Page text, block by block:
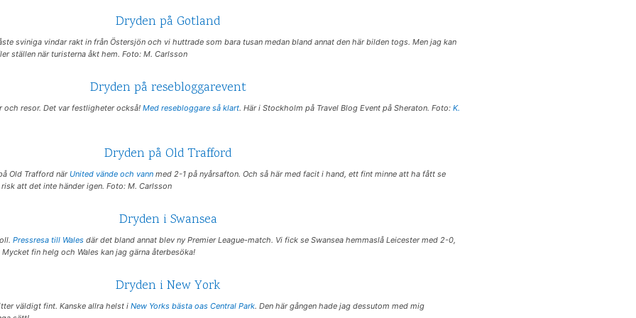
sviniga vindar rakt in från Östersjön och vi huttrade som bara tusan medan bland annat den här bilden togs. Men jag kan
ställen när turisterna åkt hem. Foto: M. Carlsson
och resor. Det var festligheter också! Med resebloggare så klart. Här i Stockholm på Travel Blog Event på Sheraton. Foto: K.
Old Trafford när United vände och vannmed 2-1 på nyårsafton. Och så här med facit i hand, ett fint minne att ha fått se
att det inte händer igen. Foto: M. Carlsson
Pressresa till Walesdär det bland annat blev ny Premier League-match. Vi fick se Swansea hemmaslå Leicester med 2-0,
fin helg och Wales kan jag gärna återbesöka!
väldigt fint. Kanske allra helst i New Yorks bästa oas Central Park. Den här gången hade jag dessutom med mig